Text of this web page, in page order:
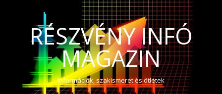
RÉSZVÉNY INFÓ
MAGAZIN
Információk, szakismeret és ötletek